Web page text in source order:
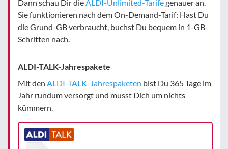
Dann schau Dir dieALDI-Unlimited-Tarifegenauer an.
Sie funktionieren nach dem On-Demand-Tarif: Hast Du
die Grund-GB verbraucht, buchst Du bequem in 1-GB-
Schritten nach.
ALDI-TALK-Jahrespakete
Mit den ALDI-TALK-Jahrespaketen bist Du 365 Tage im
Jahr rundum versorgt und musst Dich um nichts
kümmern.